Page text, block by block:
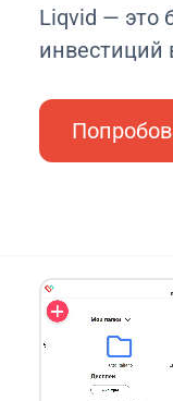
Liqvid — это
инвестиций